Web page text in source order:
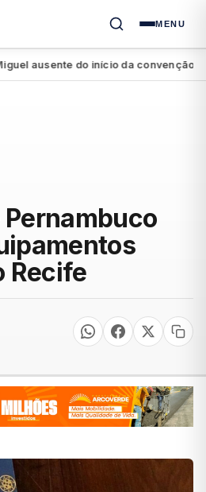
MENU
ausente do início da convenção da
Recife